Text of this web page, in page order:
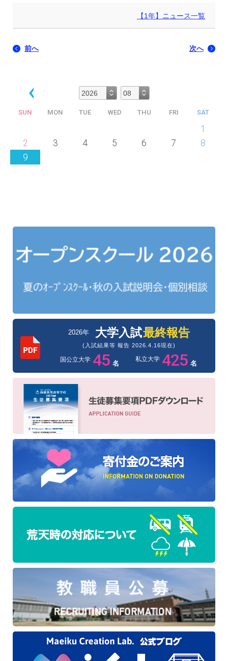
【1年】ニュース一覧
前へ 次へ
SUN MON TUE WED THU FRI SAT
1
2
3 4 5 6 7
8
9
2026年 大学入試最終報告
(入試結果等 報告 2026.4.16現在)
国公立大学 45 名
私立大学 425 名